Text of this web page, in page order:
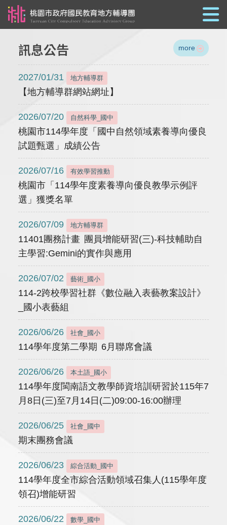
訊息公告 more
2027/01/31 地方輔導群
【地方輔導群網站網址】
2026/07/20 自然科學_國中
桃園市114學年度「國中自然領域素養導向優良
試題甄選」成績公告
2026/07/16 有效學習推動
桃園市「114學年度素養導向優良教學示例評
選」獲獎名單
2026/07/09 地方輔導群
11401團務計畫 團員增能研習(三)-科技輔助自
主學習:Gemini的實作與應用
2026/07/02 藝術_國小
114-2跨校學習社群《數位融入表藝教案設計》
_國小表藝組
2026/06/26 社會_國小
114學年度第二學期 6月聯席會議
2026/06/26 本土語_國小
114學年度閩南語文教學師資培訓研習於115年7
月8日(三)至7月14日(二)09:00-16:00辦理
2026/06/25 社會_國中
期末團務會議
2026/06/23 綜合活動_國中
114學年度全市綜合活動領域召集人(115學年度
領召)增能研習
2026/06/22 數學_國中